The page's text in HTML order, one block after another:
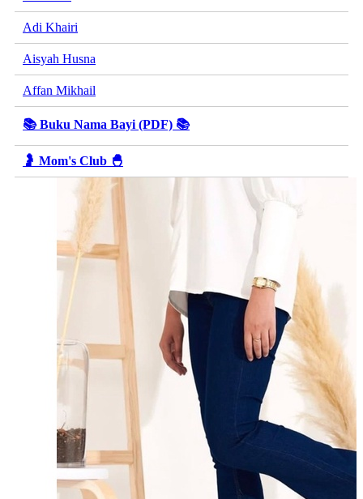
Adi Khairi
Aisyah Husna
Affan Mikhail
📚 Buku Nama Bayi (PDF) 📚
🤰 Mom's Club 🐣